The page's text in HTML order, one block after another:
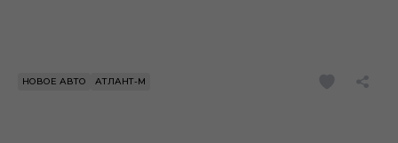
НОВОЕ АВТО АТЛАНТ-М